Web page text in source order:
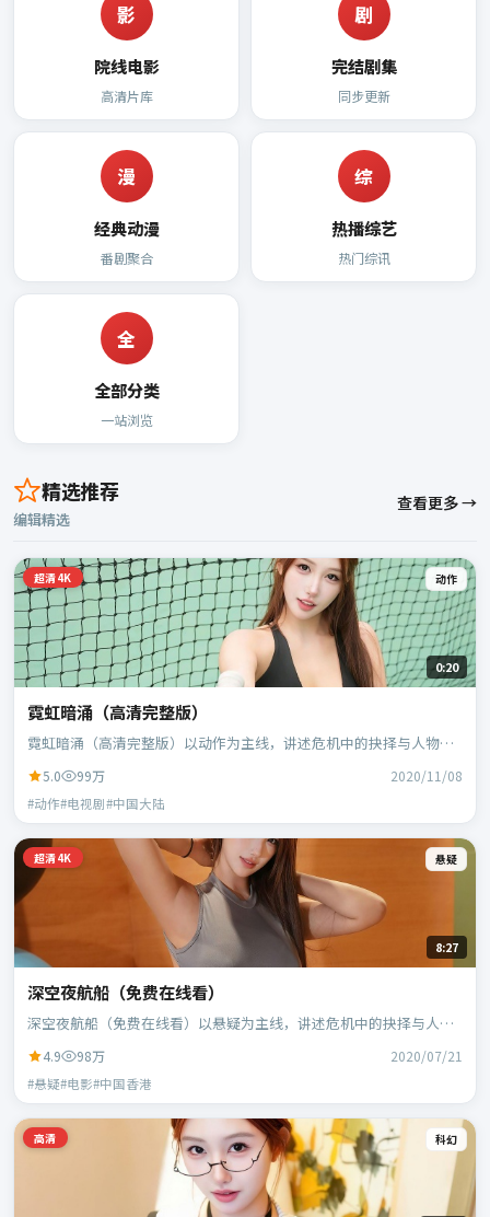
影
院线电影
高清片库
剧
完结剧集
同步更新
漫
经典动漫
番剧聚合
综
热播综艺
热门综讯
全
全部分类
一站浏览
精选推荐
编辑精选
查看更多 →
超清4K 动作
0:20
霓虹暗涌（高清完整版）
霓虹暗涌（高清完整版）以动作为主线，讲述危机中的抉择与人物成
5.0 99万 2020/11/08
#动作#电视剧#中国大陆
超清4K 悬疑
8:27
深空夜航船（免费在线看）
深空夜航船（免费在线看）以悬疑为主线，讲述危机中的抉择与人物
4.9 98万 2020/07/21
#悬疑#电影#中国香港
高清 科幻